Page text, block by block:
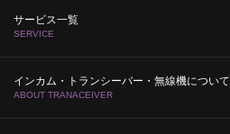
サービス一覧
SERVICE
インカム・トランシーバー・無線機について
ABOUT TRANACEIVER